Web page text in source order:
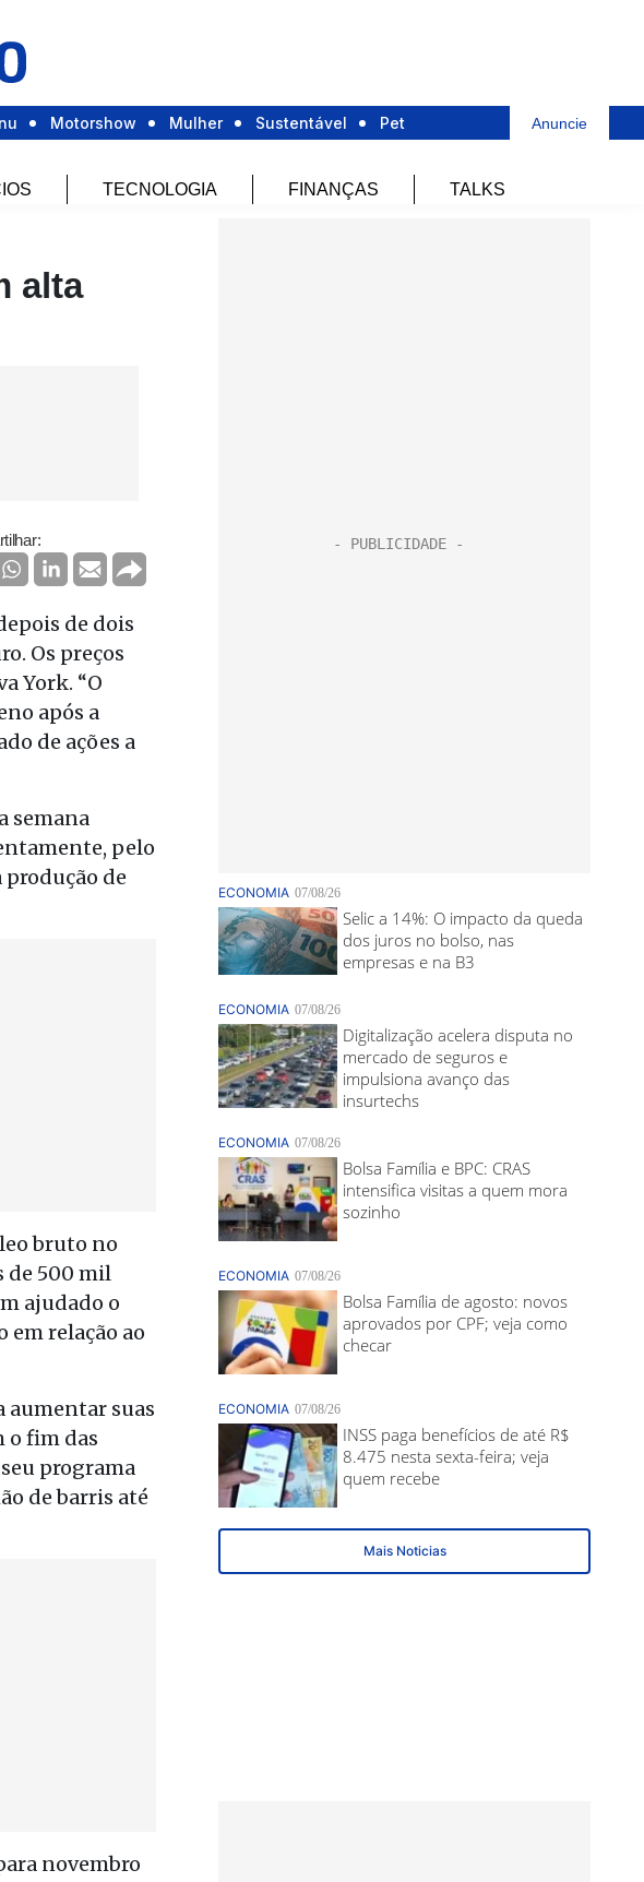
Motorshow Mulher Sustentável Pet Anuncie
TECNOLOGIA FINANÇAS TALKS
alta
de dois
Os preços
York. “O
após a
de ações a
semana
pelo
de
bruto no
de 500 mil
ajudado o
em relação ao
aumentar suas
o fim das
programa
de barris até
novembro